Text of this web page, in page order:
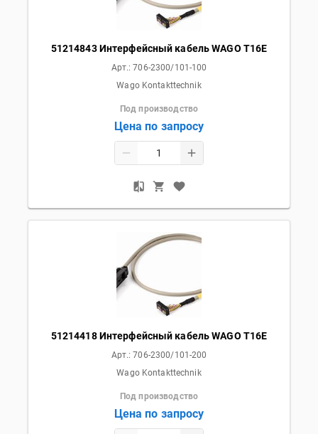
51214843 Интерфейсный кабель WAGO T16E
Арт.:706-2300/101-100
Wago Kontakttechnik
Под производство
Цена по запросу
51214418 Интерфейсный кабель WAGO T16E
Арт.:706-2300/101-200
Wago Kontakttechnik
Под производство
Цена по запросу